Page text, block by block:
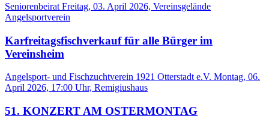
Seniorenbeirat Freitag, 03. April 2026, Vereinsgelände
Angelsportverein
Karfreitagsfischverkauf für alle Bürger im
Vereinsheim
Angelsport- und Fischzuchtverein 1921 Otterstadt e.V. Montag, 06.
April 2026, 17:00 Uhr, Remigiushaus
51. KONZERT AM OSTERMONTAG